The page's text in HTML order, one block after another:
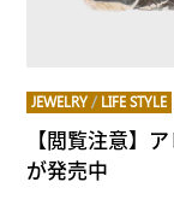
JEWELRY / LIFE STYLE
【閲覧注意】
が発売中